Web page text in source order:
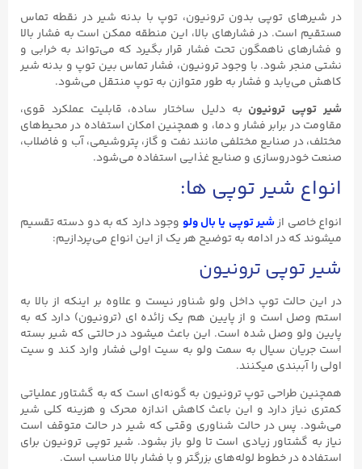
در شیرهای توپی بدون ترونیون، توپ با بدنه شیر در نقطه تماس
مستقیم است. در فشارهای بالا، این منطقه ممکن است به فشار بالا
و فشارهای ناهمگون تحت فشار قرار بگیرد که می‌تواند به خرابی و
نشتی منجر شود. با وجود ترونیون، فشار تماس بین توپ و بدنه شیر
کاهش می‌یابد و فشار به طور متوازن به توپ منتقل می‌شود.
شیر توپی ترونیون به دلیل ساختار ساده، قابلیت عملکرد قوی،
مقاومت در برابر فشار و دما، و همچنین امکان استفاده در محیط‌های
مختلف، در صنایع مختلفی مانند نفت و گاز، پتروشیمی، آب و فاضلاب،
صنعت خودروسازی و صنایع غذایی استفاده می‌شود.
انواع شیر توپی ها:
انواع خاصی ازشیر توپی یا بال ولو وجود دارد که به دو دسته تقسیم
میشوند که در ادامه به توضیح هر یک از این انواع می‌پردازیم:
شیر توپی ترونیون
در این حالت توپ داخل ولو شناور نیست و علاوه بر اینکه از بالا به
استم وصل است و از پایین هم یک زائده ای (ترونیون) دارد که به
پایین ولو وصل شده است. این باعث میشود در حالتی که شیر بسته
است جریان سیال به سمت ولو به سیت اولی فشار وارد کند و سیت
اولی را آببندی میکنند.
همچنین طراحی توپ ترونیون به گونه‌ای است که به گشتاور عملیاتی
کمتری نیاز دارد و این باعث کاهش اندازه محرک و هزینه کلی شیر
می‌شود. پس در حالت شناوری وقتی که شیر در حالت متوقف است
نیاز به گشتاور زیادی است تا ولو باز بشود. شیر توپی ترونیون برای
استفاده در خطوط لوله‌های بزرگتر و با فشار بالا مناسب است.